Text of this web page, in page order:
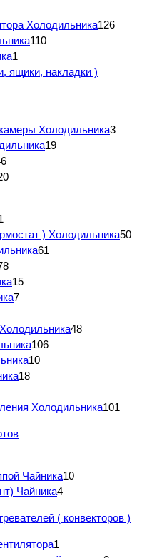
Холодильника126
110
1
ящики, накладки )
Холодильника3
19
) Холодильника50
61
15
7
48
106
10
18
Холодильника101
Чайника10
Чайника4
( конвекторов )
1